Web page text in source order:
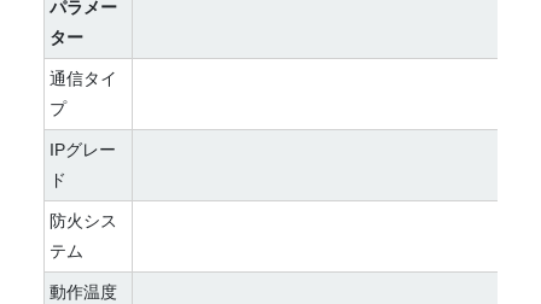
パラメー
ター
通信タイ
プ
IPグレー
ド
防火シス
テム
動作温度